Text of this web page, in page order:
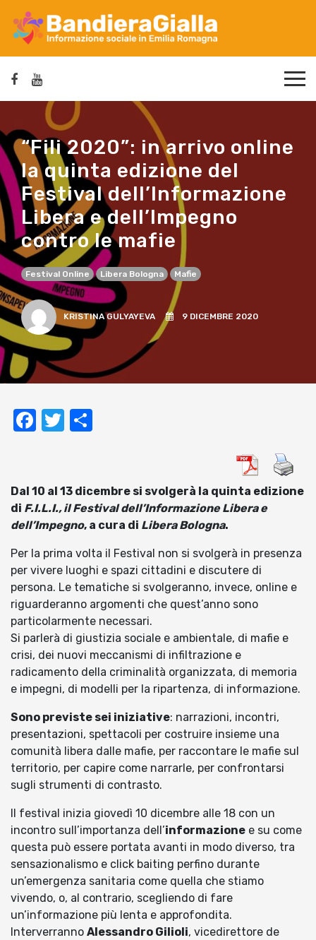
“Fili 2020”: in arrivo online
la quinta edizione del
Festival dell’Informazione
Libera e dell’Impegno
contro le mafie
Festival Online Libera Bologna Mafie
KRISTINA GULYAYEVA 9 DICEMBRE 2020
Facebook
Twitter
Dal 10 al 13 dicembre si svolgerà la quinta edizione
di F.I.L.I., il Festival dell’Informazione Libera e
dell’Impegno, a cura di Libera Bologna.
Per la prima volta il Festival non si svolgerà in presenza
per vivere luoghi e spazi cittadini e discutere di
persona. Le tematiche si svolgeranno, invece, online e
riguarderanno argomenti che quest’anno sono
particolarmente necessari.
Si parlerà di giustizia sociale e ambientale, di mafie e
crisi, dei nuovi meccanismi di infiltrazione e
radicamento della criminalità organizzata, di memoria
e impegni, di modelli per la ripartenza, di informazione.
Sono previste sei iniziative: narrazioni, incontri,
presentazioni, spettacoli per costruire insieme una
comunità libera dalle mafie, per raccontare le mafie sul
territorio, per capire come narrarle, per confrontarsi
sugli strumenti di contrasto.
Il festival inizia giovedì 10 dicembre alle 18 con un
incontro sull’importanza dell’informazione e su come
questa può essere portata avanti in modo diverso, tra
sensazionalismo e click baiting perfino durante
un’emergenza sanitaria come quella che stiamo
vivendo, o, al contrario, scegliendo di fare
un’informazione più lenta e approfondita.
Interverranno Alessandro Gilioli, vicedirettore de